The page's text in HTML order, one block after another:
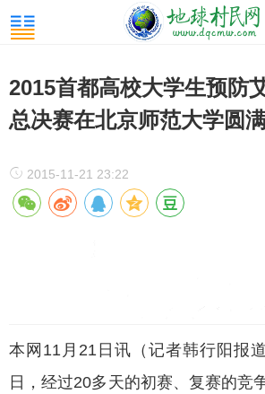
2015首都高校大学生预防
总决赛在北京师范大学圆
2015-11-21 23:22
本网11月21日讯（记者韩行阳报
日，经过20多天的初赛、复赛的竞